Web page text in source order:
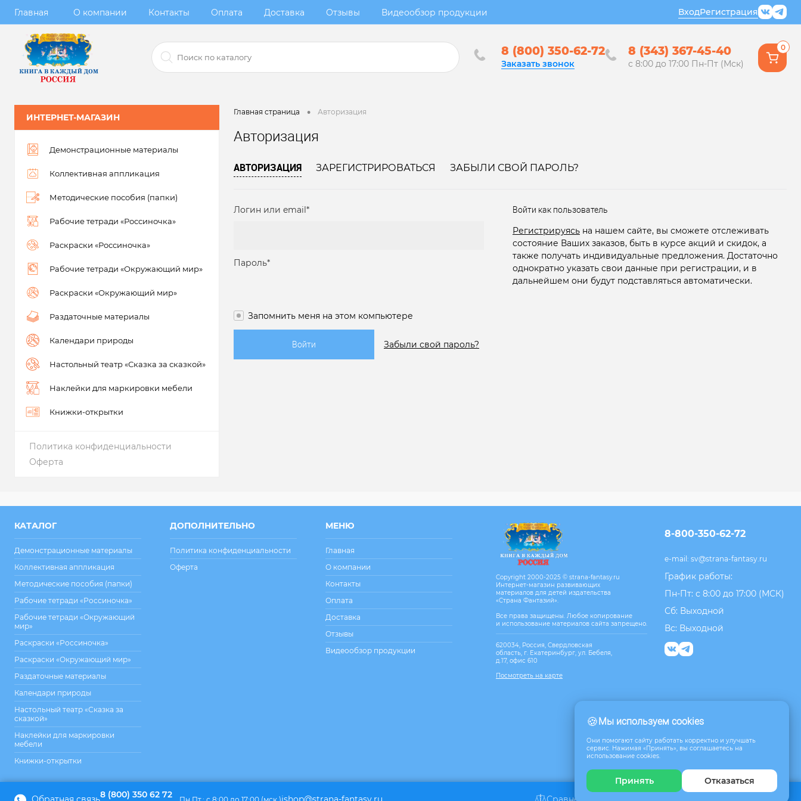
Главная О компании Контакты Оплата Доставка Отзывы Видеообзор продукции ВходРегистрация
8 (800) 350-62-72
Заказать звонок
8 (343) 367-45-40
с 8:00 до 17:00 Пн-Пт (Мск)
0
ИНТЕРНЕТ-МАГАЗИН
Демонстрационные материалы
Коллективная аппликация
Методические пособия (папки)
Рабочие тетради «Россиночка»
Раскраски «Россиночка»
Рабочие тетради «Окружающий мир»
Раскраски «Окружающий мир»
Раздаточные материалы
Календари природы
Настольный театр «Сказка за сказкой»
Наклейки для маркировки мебели
Книжки-открытки
Политика конфиденциальности
Оферта
Главная страница • Авторизация
Авторизация
АВТОРИЗАЦИЯ ЗАРЕГИСТРИРОВАТЬСЯ ЗАБЫЛИ СВОЙ ПАРОЛЬ?
Логин или email*
Пароль*
Запомнить меня на этом компьютере
Забыли свой пароль?
Войти как пользователь
Регистрируясь на нашем сайте, вы сможете отслеживать
состояние Ваших заказов, быть в курсе акций и скидок, а
также получать индивидуальные предложения. Достаточно
однократно указать свои данные при регистрации, и в
дальнейшем они будут подставляться автоматически.
КАТАЛОГ
Демонстрационные материалы
Коллективная аппликация
Методические пособия (папки)
Рабочие тетради «Россиночка»
Рабочие тетради «Окружающий
мир»
Раскраски «Россиночка»
Раскраски «Окружающий мир»
Раздаточные материалы
Календари природы
Настольный театр «Сказка за
сказкой»
Наклейки для маркировки
мебели
Книжки-открытки
ДОПОЛНИТЕЛЬНО
Политика конфиденциальности
Оферта
МЕНЮ
Главная
О компании
Контакты
Оплата
Доставка
Отзывы
Видеообзор продукции
Copyright 2000-2025 © strana-fantasy.ru
Интернет-магазин развивающих
материалов для детей издательства
«Страна Фантазий».
Все права защищены. Любое копирование
и использование материалов сайта запрещено.
620034, Россия, Свердловская
область, г. Екатеринбург, ул. Бебеля,
д.17, офис 610
Посмотреть на карте
🍪Мы используем cookies
Они помогают сайту работать корректно и улучшать
сервис. Нажимая «Принять», вы соглашаетесь на
использование cookies.
Принять Отказаться
8-800-350-62-72
e-mail: sv@strana-fantasy.ru
График работы:
Пн-Пт: с 8:00 до 17:00 (МСК)
Сб: Выходной
Вс: Выходной
8 (800) 350 62 72